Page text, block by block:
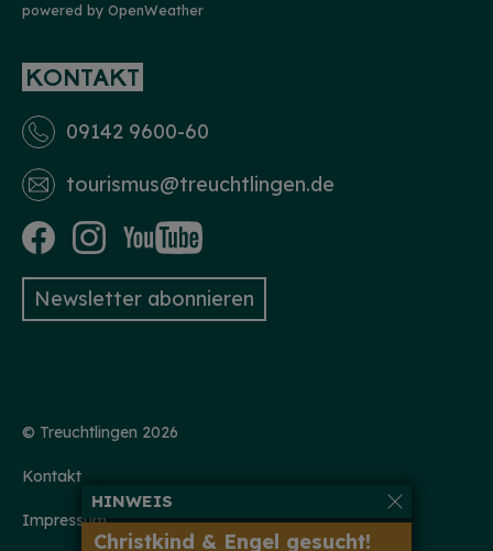
powered by OpenWeather
KONTAKT
09142 9600-60
tourismus­@treuchtlingen.de
Newsletter abonnieren
© Treuchtlingen 2026
Kontakt
Impressum
HINWEIS
Christkind & Engel gesucht!